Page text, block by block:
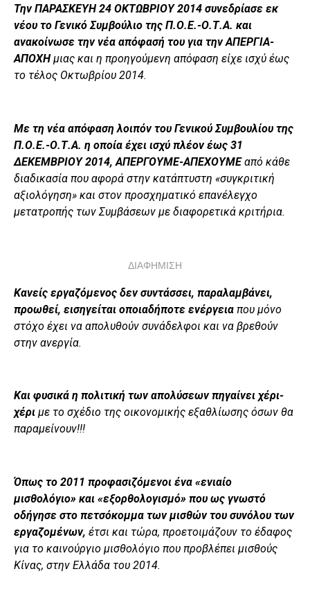
Την ΠΑΡΑΣΚΕΥΗ 24 ΟΚΤΩΒΡΙΟΥ 2014 συνεδρίασε εκ
νέου το Γενικό Συμβούλιο της Π.Ο.Ε.-Ο.Τ.Α. και
ανακοίνωσε την νέα απόφασή του για την ΑΠΕΡΓΙΑ-
ΑΠΟΧΗ μιας και η προηγούμενη απόφαση είχε ισχύ έως
το τέλος Οκτωβρίου 2014.
Με τη νέα απόφαση λοιπόν του Γενικού Συμβουλίου της
Π.Ο.Ε.-Ο.Τ.Α. η οποία έχει ισχύ πλέον έως 31
ΔΕΚΕΜΒΡΙΟΥ 2014, ΑΠΕΡΓΟΥΜΕ-ΑΠΕΧΟΥΜΕαπό κάθε
διαδικασία που αφορά στην κατάπτυστη «συγκριτική
αξιολόγηση» και στον προσχηματικό επανέλεγχο
μετατροπής των Συμβάσεων με διαφορετικά κριτήρια.
ΔΙΑΦΗΜΙΣΗ
Κανείς εργαζόμενος δεν συντάσσει, παραλαμβάνει,
προωθεί, εισηγείται οποιαδήποτε ενέργεια που μόνο
στόχο έχει να απολυθούν συνάδελφοι και να βρεθούν
στην ανεργία.
Και φυσικά η πολιτική των απολύσεων πηγαίνει χέρι-
χέρι με το σχέδιο της οικονομικής εξαθλίωσης όσων θα
παραμείνουν!!!
Όπως το 2011 προφασιζόμενοι ένα «ενιαίο
μισθολόγιο» και «εξορθολογισμό» που ως γνωστό
οδήγησε στο πετσόκομμα των μισθών του συνόλου των
εργαζομένων, έτσι και τώρα, προετοιμάζουν το έδαφος
για το καινούργιο μισθολόγιο που προβλέπει μισθούς
Κίνας, στην Ελλάδα του 2014.